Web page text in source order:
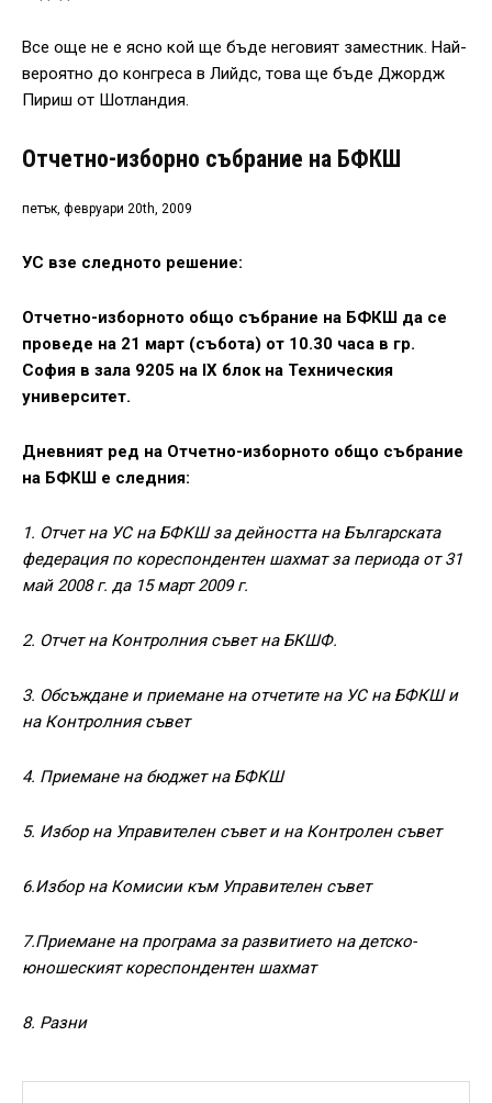
Все още не е ясно кой ще бъде неговият заместник. Най-
вероятно до конгреса в Лийдс, това ще бъде Джордж
Пириш от Шотландия.
Отчетно-изборно събрание на БФКШ
петък, февруари 20th, 2009
УС взе следното решение:
Отчетно-изборното общо събрание на БФКШ да се
проведе на 21 март (събота) от 10.30 часа в гр.
София в зала 9205 на ІХ блок на Техническия
университет.
Дневният ред на Отчетно-изборното общо събрание
на БФКШ е следния:
1. Отчет на УС на БФКШ за дейността на Българската
федерация по кореспондентен шахмат за периода от 31
май 2008 г. да 15 март 2009 г.
2. Отчет на Контролния съвет на БКШФ.
3. Обсъждане и приемане на отчетите на УС на БФКШ и
на Контролния съвет
4. Приемане на бюджет на БФКШ
5. Избор на Управителен съвет и на Контролен съвет
6.Избор на Комисии към Управителен съвет
7.Приемане на програма за развитието на детско-
юношеският кореспондентен шахмат
8. Разни